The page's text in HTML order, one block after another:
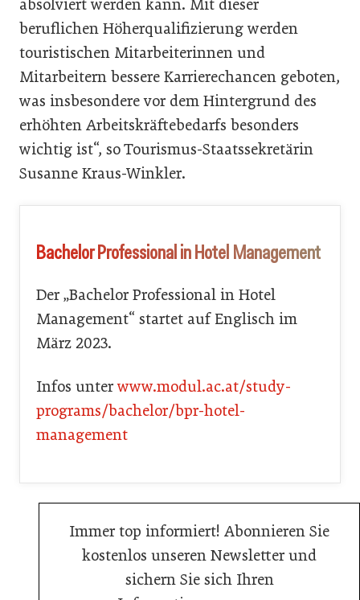
absolviert werden kann. Mit dieser
beruflichen Höherqualifizierung werden
touristischen Mitarbeiterinnen und
Mitarbeitern bessere Karrierechancen geboten,
was insbesondere vor dem Hintergrund des
erhöhten Arbeitskräftebedarfs besonders
wichtig ist“, so Tourismus-Staatssekretärin
Susanne Kraus-Winkler.
Bachelor Professional in Hotel Management
Der „Bachelor Professional in Hotel
Management“ startet auf Englisch im
März 2023.
Infos unterwww.modul.ac.at/study-
programs/bachelor/bpr-hotel-
management
Immer top informiert! Abonnieren Sie
kostenlos unseren Newsletter und
sichern Sie sich Ihren